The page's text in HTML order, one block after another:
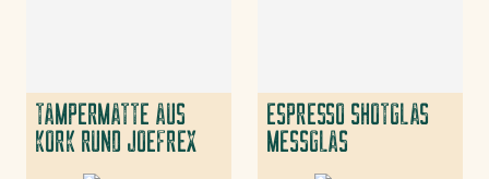
TAMPERMATTE AUS
KORK RUND JOEFREX
ESPRESSO SHOTGLAS
MESSGLAS